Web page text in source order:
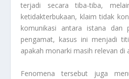
terjadi secara tiba-tiba,
ketidakterbukaan, klaim tidak
komunikasi antara istana dan
pengamat, kasus ini menjadi
apakah monarki masih relevan di
Fenomena tersebut juga